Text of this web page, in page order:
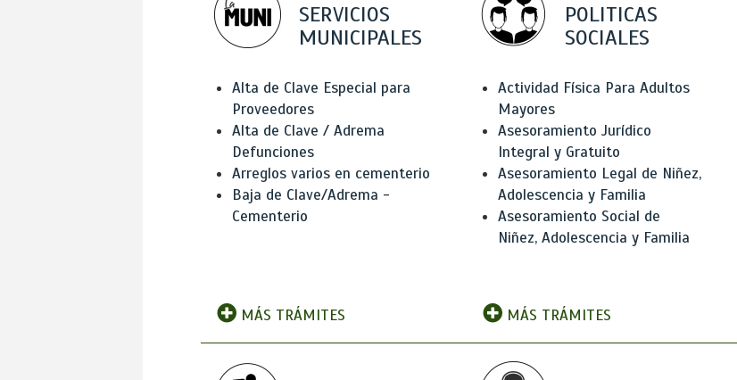
SERVICIOS
MUNICIPALES
Alta de Clave Especial para
Proveedores
Alta de Clave / Adrema
Defunciones
Arreglos varios en cementerio
Baja de Clave/Adrema -
Cementerio
MÁS TRÁMITES
POLITICAS
SOCIALES
Actividad Física Para Adultos
Mayores
Asesoramiento Jurídico
Integral y Gratuito
Asesoramiento Legal de Niñez,
Adolescencia y Familia
Asesoramiento Social de
Niñez, Adolescencia y Familia
MÁS TRÁMITES